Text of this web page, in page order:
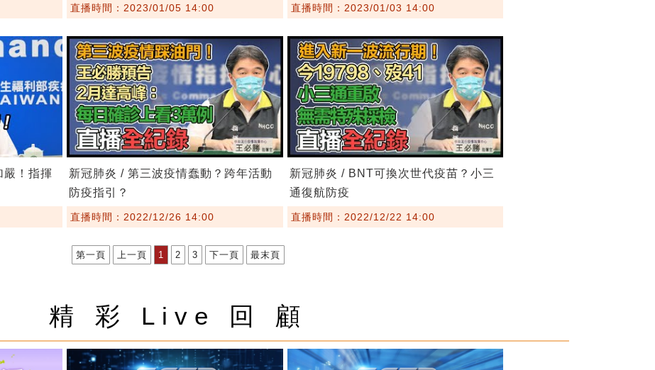
直播時間：2023/01/05 14:00 直播時間：2023/01/03 14:00
嚴！指揮
新冠肺炎 / 第三波疫情蠢動？跨年活動
防疫指引？
直播時間：2022/12/26 14:00
新冠肺炎 / BNT可換次世代疫苗？小三
通復航防疫
直播時間：2022/12/22 14:00
第一頁 上一頁 1 2 3 下一頁 最末頁
精 彩 Live 回 顧